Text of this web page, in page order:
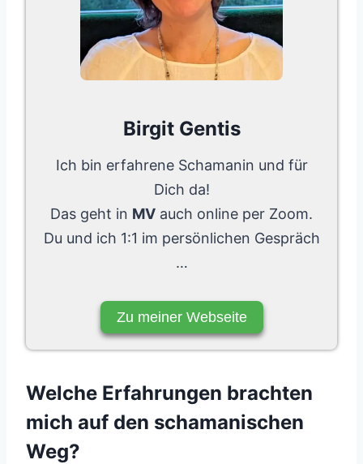
Birgit Gentis
Ich bin erfahrene Schamanin und für
Dich da!
Das geht in MV auch online per Zoom.
Du und ich 1:1 im persönlichen Gespräch
…
Zu meiner Webseite
Welche Erfahrungen brachten
mich auf den schamanischen
Weg?